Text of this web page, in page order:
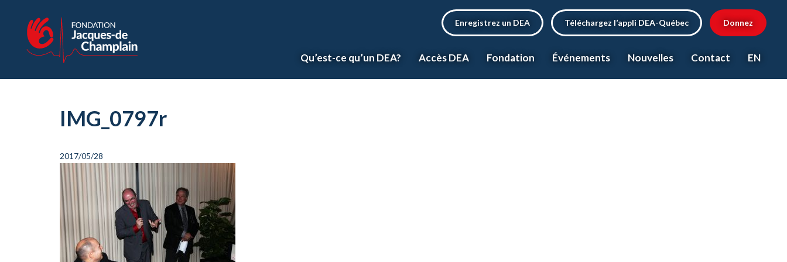
Enregistrez un DEA Téléchargez l’appli DEA-Québec Donnez
Qu’est-ce qu’un DEA? Accès DEA Fondation Événements Nouvelles Contact EN
IMG_0797r
2017/05/28